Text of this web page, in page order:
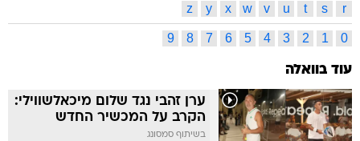
r
s
t
u
v
w
x
y
z
0
1
2
3
4
5
6
7
8
9
עוד בוואלה
ערן זהבי נגד שלום מיכאלשווילי:
הקרב על המכשיר החדש
בשיתוף סמסונג